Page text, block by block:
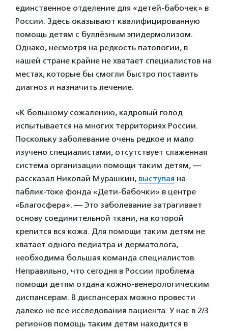
единственное отделение для «детей-бабочек» в
России. Здесь оказывают квалифицированную
помощь детям с буллёзным эпидермолизом.
Однако, несмотря на редкость патологии, в
нашей стране крайне не хватает специалистов на
местах, которые бы смогли быстро поставить
диагноз и назначить лечение.
«К большому сожалению, кадровый голод
испытывается на многих территориях России.
Поскольку заболевание очень редкое и мало
изучено специалистами, отсутствует слаженная
система организации помощи таким детям, —
рассказал Николай Мурашкин, выступая на
паблик-токе фонда «Дети-бабочки» в центре
«Благосфера». — Это заболевание затрагивает
основу соединительной ткани, на которой
крепится вся кожа. Для помощи таким детям не
хватает одного педиатра и дерматолога,
необходима большая команда специалистов.
Неправильно, что сегодня в России проблема
помощи детям отдана кожно-венерологическим
диспансерам. В диспансерах можно провести
далеко не все исследования пациента. У нас в 2/3
регионов помощь таким детям находится в